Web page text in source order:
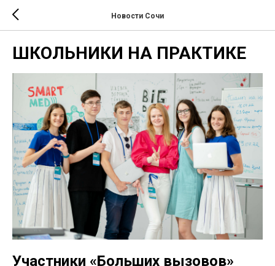
Новости Сочи
ШКОЛЬНИКИ НА ПРАКТИКЕ
Участники «Больших вызовов»